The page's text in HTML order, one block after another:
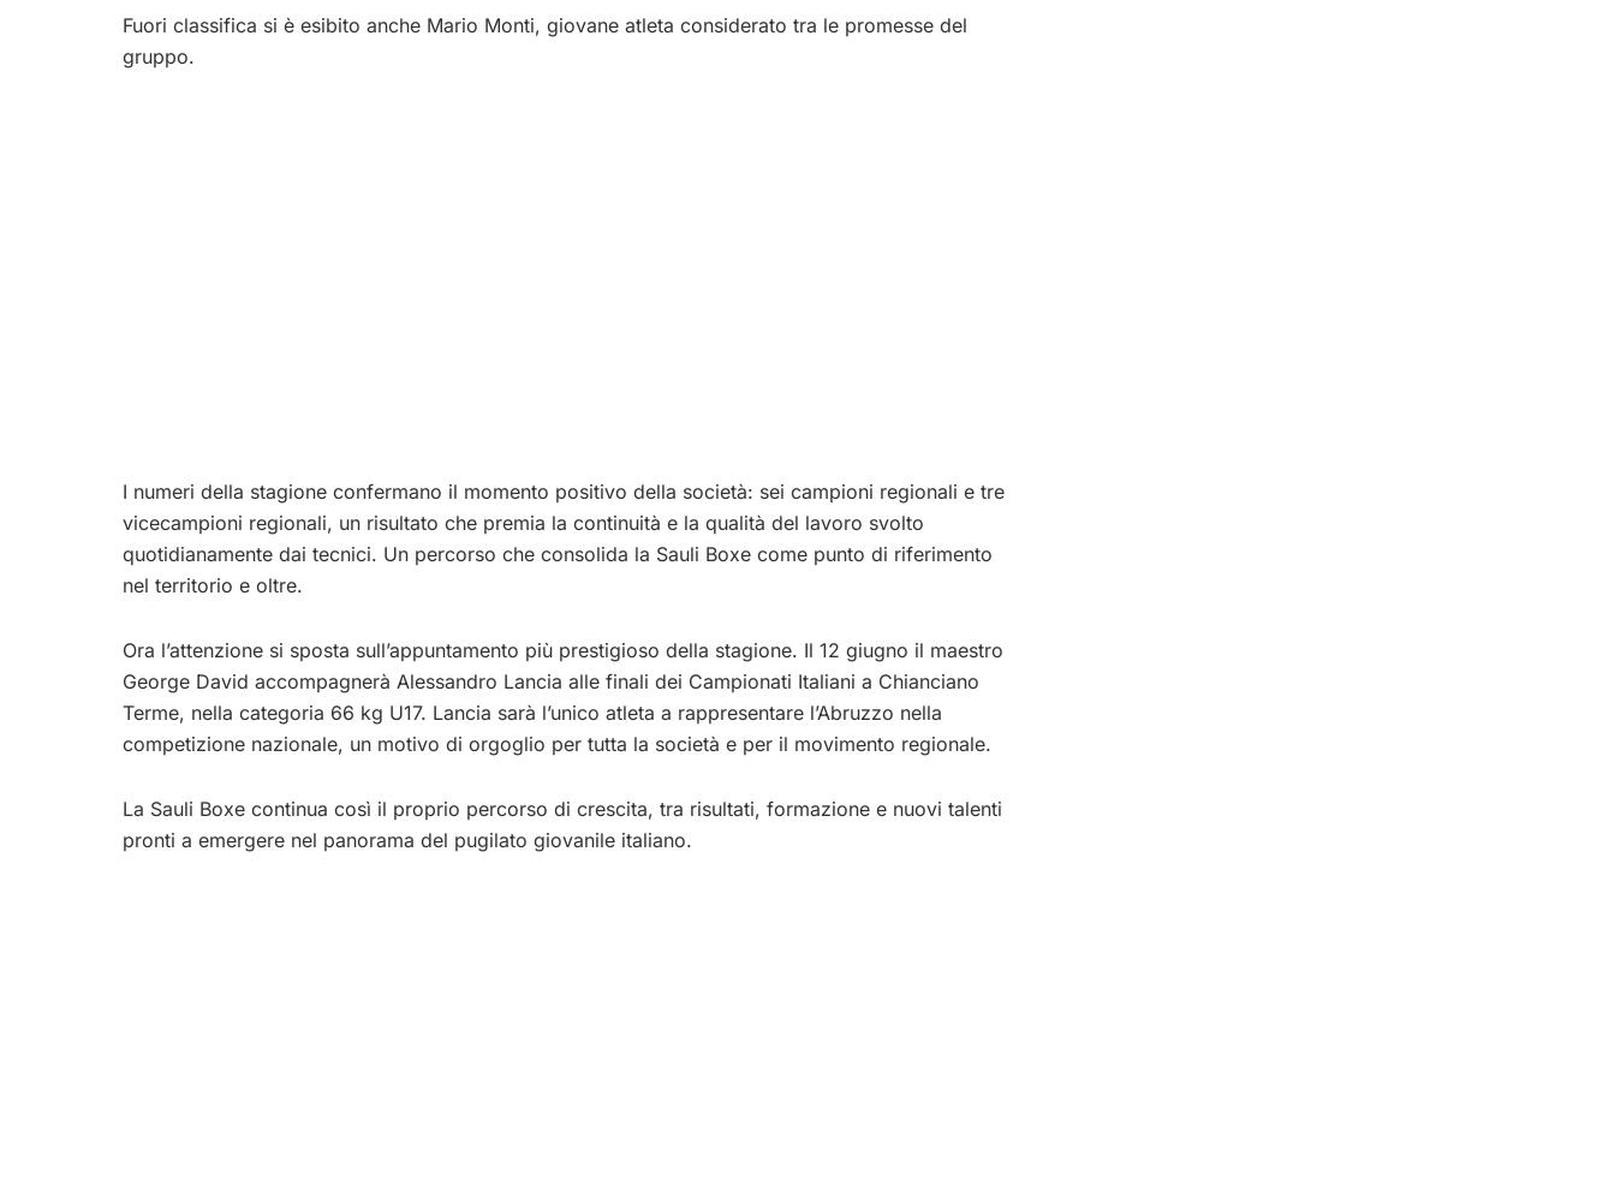
Fuori classifica si è esibito anche Mario Monti, giovane atleta considerato tra le promesse del
gruppo.
I numeri della stagione confermano il momento positivo della società: sei campioni regionali e tre
vicecampioni regionali, un risultato che premia la continuità e la qualità del lavoro svolto
quotidianamente dai tecnici. Un percorso che consolida la Sauli Boxe come punto di riferimento
nel territorio e oltre.
Ora l’attenzione si sposta sull’appuntamento più prestigioso della stagione. Il 12 giugno il maestro
George David accompagnerà Alessandro Lancia alle finali dei Campionati Italiani a Chianciano
Terme, nella categoria 66 kg U17. Lancia sarà l’unico atleta a rappresentare l’Abruzzo nella
competizione nazionale, un motivo di orgoglio per tutta la società e per il movimento regionale.
La Sauli Boxe continua così il proprio percorso di crescita, tra risultati, formazione e nuovi talenti
pronti a emergere nel panorama del pugilato giovanile italiano.